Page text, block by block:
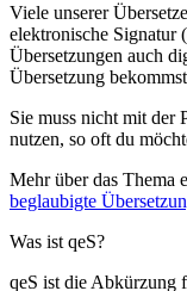
Viele unserer
elektronische Signatur
Übersetzungen auch
Übersetzung
Sie muss nicht mit der
nutzen, so oft du
Mehr über das Thema
beglaubigte
Was ist qeS?
qeS ist die Abkürzung